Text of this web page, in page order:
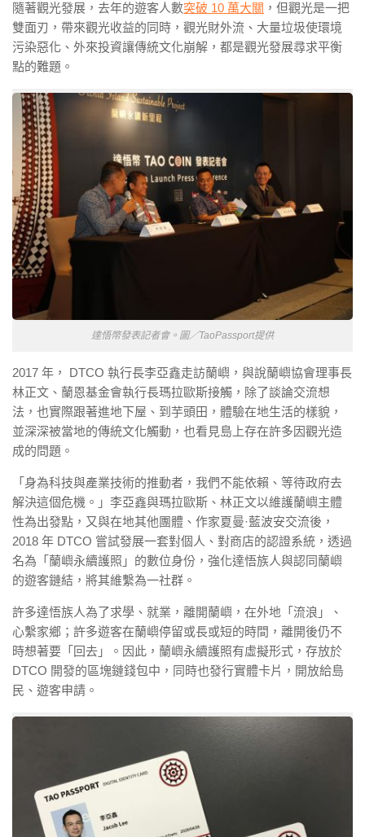
隨著觀光發展，去年的遊客人數突破 10 萬大關 ，但觀光是一把
雙面刃，帶來觀光收益的同時，觀光財外流、大量垃圾使環境
污染惡化、外來投資讓傳統文化崩解，都是觀光發展尋求平衡
點的難題。
達悟幣發表記者會。圖／TaoPassport提供
2017 年， DTCO 執行長李亞鑫走訪蘭嶼，與說蘭嶼協會理事長
林正文、蘭恩基金會執行長瑪拉歐斯接觸，除了談論交流想
法，也實際跟著進地下屋、到芋頭田，體驗在地生活的樣貌，
並深深被當地的傳統文化觸動，也看見島上存在許多因觀光造
成的問題。
「身為科技與產業技術的推動者，我們不能依賴、等待政府去
解決這個危機。」李亞鑫與瑪拉歐斯、林正文以維護蘭嶼主體
性為出發點，又與在地其他團體、作家夏曼·藍波安交流後，
2018 年 DTCO 嘗試發展一套對個人、對商店的認證系統，透過
名為「蘭嶼永續護照」的數位身份，強化達悟族人與認同蘭嶼
的遊客鏈結，將其維繫為一社群。
許多達悟族人為了求學、就業，離開蘭嶼，在外地「流浪」、
心繫家鄉；許多遊客在蘭嶼停留或長或短的時間，離開後仍不
時想著要「回去」。因此，蘭嶼永續護照有虛擬形式，存放於
DTCO 開發的區塊鏈錢包中，同時也發行實體卡片，開放給島
民、遊客申請。